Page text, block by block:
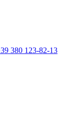
380 123-82-13